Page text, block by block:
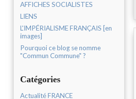
AFFICHES SOCIALISTES
LIENS
L'IMPÉRIALISME FRANÇAIS [en
images]
Pourquoi ce blog se nomme
"Commun Commune" ?
Catégories
Actualité FRANCE